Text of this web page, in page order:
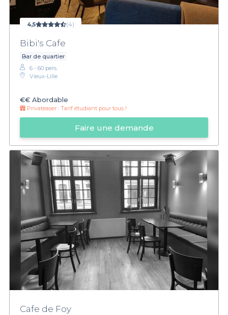
4,5 (4)
Bibi's Cafe
Bar de quartier
6 - 60 pers.
Vieux-Lille
€€ Abordable
Privateaser : Tarif étudiant pour tous !
Faire une demande
Cafe de Foy